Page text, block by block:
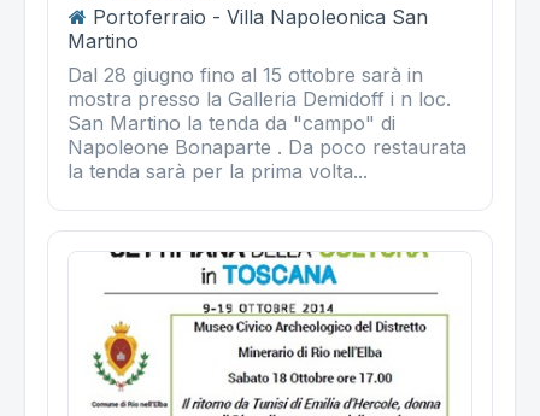
Portoferraio - Villa Napoleonica San
Martino
Dal 28 giugno fino al 15 ottobre sarà in
mostra presso la Galleria Demidoff i n loc.
San Martino la tenda da "campo" di
Napoleone Bonaparte . Da poco restaurata
la tenda sarà per la prima volta...